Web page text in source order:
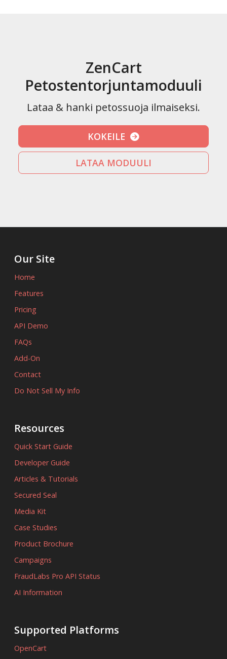
ZenCart
Petostentorjuntamoduuli
Lataa & hanki petossuoja ilmaiseksi.
KOKEILE
LATAA MODUULI
Our Site
Home
Features
Pricing
API Demo
FAQs
Add-On
Contact
Do Not Sell My Info
Resources
Quick Start Guide
Developer Guide
Articles & Tutorials
Secured Seal
Media Kit
Case Studies
Product Brochure
Campaigns
FraudLabs Pro API Status
AI Information
Supported Platforms
OpenCart